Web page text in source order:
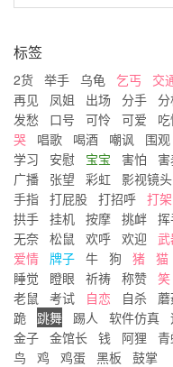
标签
2货 举手 乌龟 乞丐 交
再见
凤姐 出场 分手
发愁
口号 可怜 可爱
哭
唱歌 喝酒 嘲讽 围观
学习
安慰 宝宝 害怕
广播
张望 彩虹 影视镜头
手指 打屁股 打招呼 打架
拱手 挂机 按摩 挑衅
无奈 松鼠 欢呼 欢迎
爱情
牌子 牛 狗 猪 猫
睡觉
瞪眼 祈祷 称赞 笑
老鼠
考试 自恋 自杀
跪
跳舞 踢人 软件仿真
金子 金馆长 钱 阿狸
鸟
鸡 鸡蛋 黑板 鼓掌